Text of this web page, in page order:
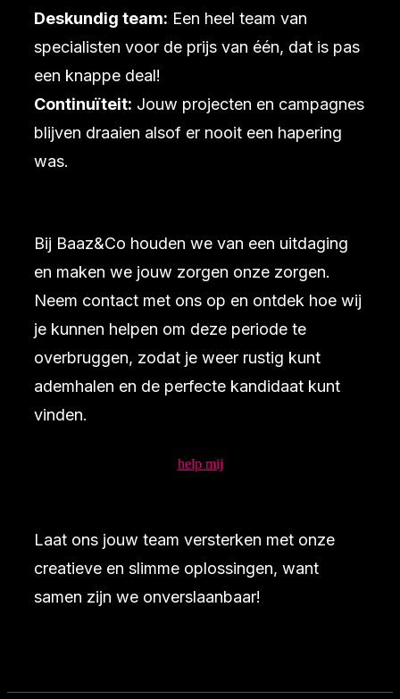
Deskundig team: Een heel team van
specialisten voor de prijs van één, dat is pas
een knappe deal!
Continuïteit: Jouw projecten en campagnes
blijven draaien alsof er nooit een hapering
was.
Bij Baaz&Co houden we van een uitdaging
en maken we jouw zorgen onze zorgen.
Neem contact met ons op en ontdek hoe wij
je kunnen helpen om deze periode te
overbruggen, zodat je weer rustig kunt
ademhalen en de perfecte kandidaat kunt
vinden.
help mij
Laat ons jouw team versterken met onze
creatieve en slimme oplossingen, want
samen zijn we onverslaanbaar!